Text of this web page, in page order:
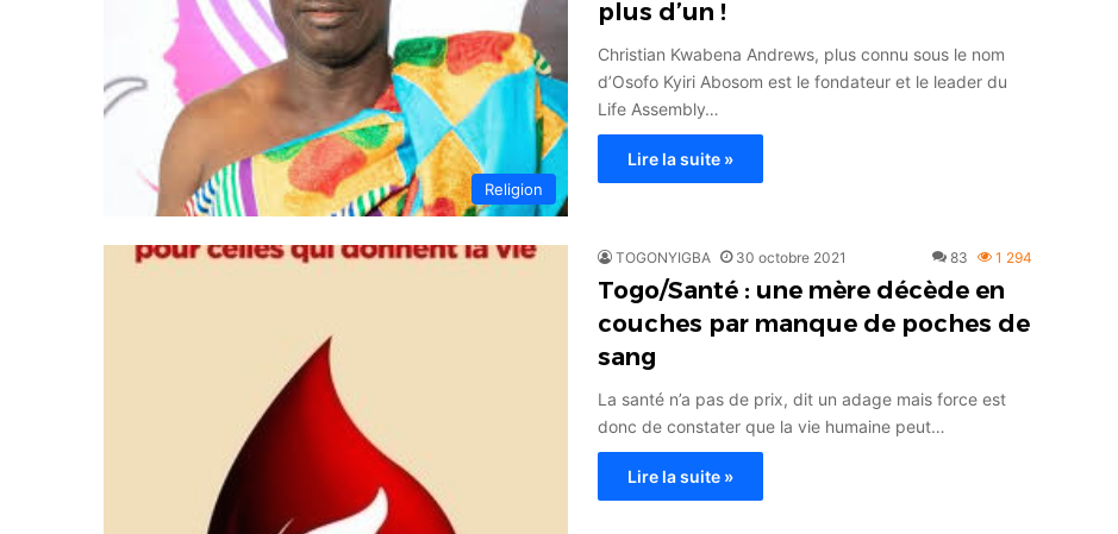
Religion
plus d’un !
Christian Kwabena Andrews, plus connu sous le nom
d’Osofo Kyiri Abosom est le fondateur et le leader du
Life Assembly…
Lire la suite »
TOGONYIGBA 30 octobre 2021 83 1 294
Togo/Santé : une mère décède en
couches par manque de poches de
sang
La santé n’a pas de prix, dit un adage mais force est
donc de constater que la vie humaine peut…
Lire la suite »